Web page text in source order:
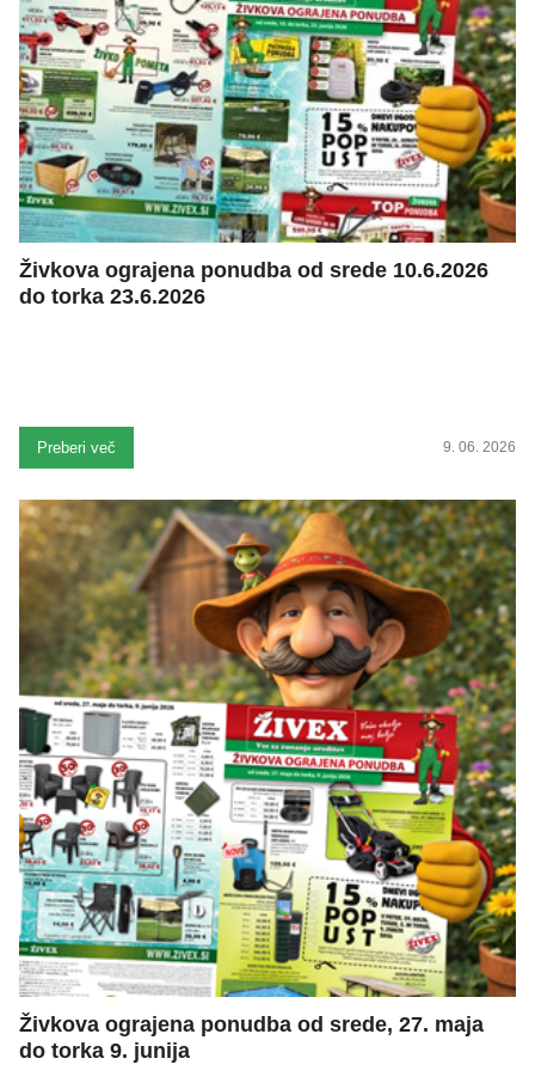
Živkova ograjena ponudba od srede 10.6.2026
do torka 23.6.2026
Preberi več 9. 06. 2026
Živkova ograjena ponudba od srede, 27. maja
do torka 9. junija